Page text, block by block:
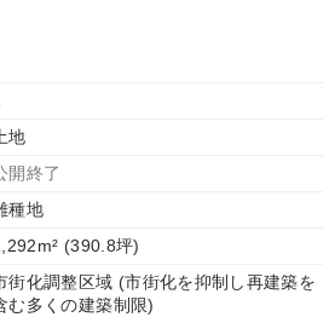
地
開終了
種地
(390.8坪)
街化調整区域 (市街化を抑制し再建築を
む多くの建築制限)